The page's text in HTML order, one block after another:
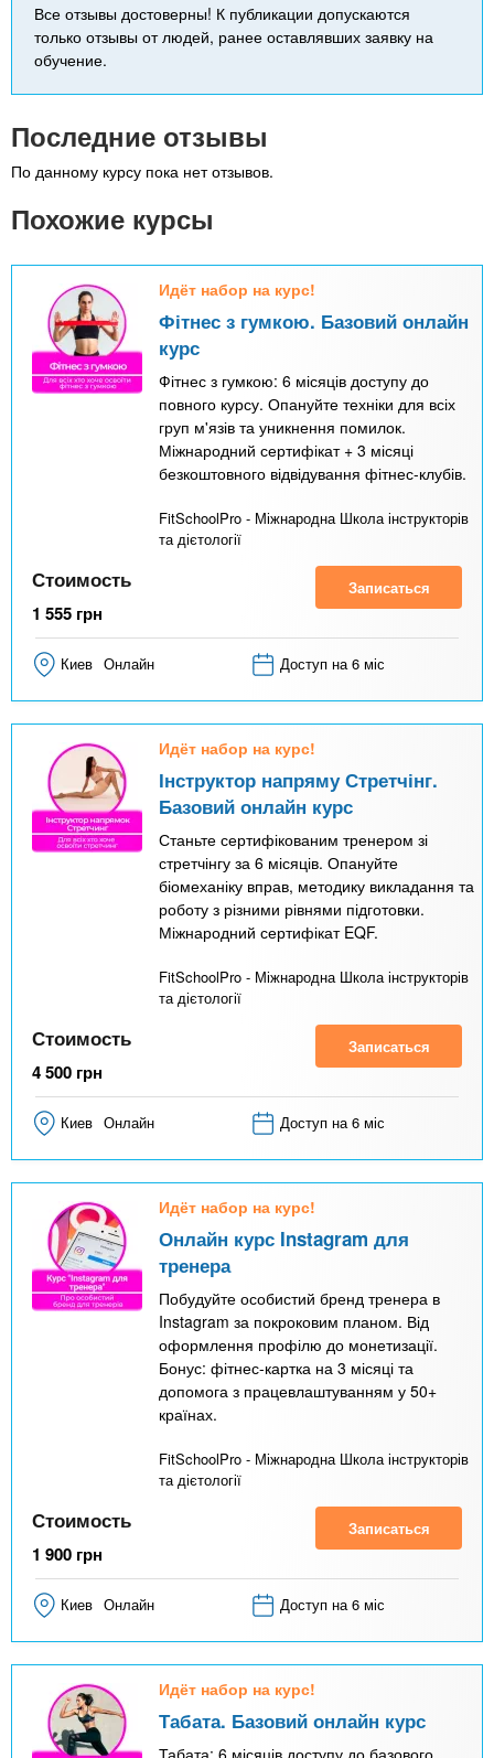
Все отзывы достоверны! К публикации допускаются
только отзывы от людей, ранее оставлявших заявку на
обучение.
Последние отзывы
По данному курсу пока нет отзывов.
Похожие курсы
Идёт набор на курс!
Фітнес з гумкою. Базовий онлайн
курс
Фітнес з гумкою: 6 місяців доступу до
повного курсу. Опануйте техніки для всіх
груп м'язів та уникнення помилок.
Міжнародний сертифікат + 3 місяці
безкоштовного відвідування фітнес-клубів.
FitSchoolPro - Міжнародна Школа інструкторів
та дієтології
Стоимость
1 555 грн
Записаться
Киев Онлайн Доступ на 6 міс
Идёт набор на курс!
Інструктор напряму Стретчінг.
Базовий онлайн курс
Станьте сертифікованим тренером зі
стретчінгу за 6 місяців. Опануйте
біомеханіку вправ, методику викладання та
роботу з різними рівнями підготовки.
Міжнародний сертифікат EQF.
FitSchoolPro - Міжнародна Школа інструкторів
та дієтології
Стоимость
4 500 грн
Записаться
Киев Онлайн Доступ на 6 міс
Идёт набор на курс!
Онлайн курс Instagram для
тренера
Побудуйте особистий бренд тренера в
Instagram за покроковим планом. Від
оформлення профілю до монетизації.
Бонус: фітнес-картка на 3 місяці та
допомога з працевлаштуванням у 50+
країнах.
FitSchoolPro - Міжнародна Школа інструкторів
та дієтології
Стоимость
1 900 грн
Записаться
Киев Онлайн Доступ на 6 міс
Идёт набор на курс!
Табата. Базовий онлайн курс
Табата: 6 місяців доступу до базового